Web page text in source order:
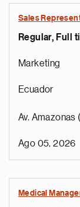
Sales
Regular, Full
Marketing
Ecuador
Av.
Ago 05, 2026
Medical